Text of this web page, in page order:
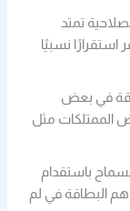
تمتد
نسبيًا
في بعض
الممتلكات مثل
باستقدام
البطاقة في لم